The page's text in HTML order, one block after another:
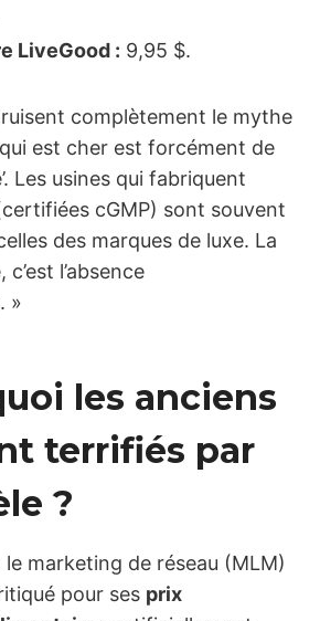
LiveGood : 9,95 $.
complètement le mythe
qui est cher est forcément de
Les usines qui fabriquent
cGMP) sont souvent
des marques de luxe. La
l’absence
»
les anciens
terrifiés par
?
marketing de réseau (MLM)
pour ses prix